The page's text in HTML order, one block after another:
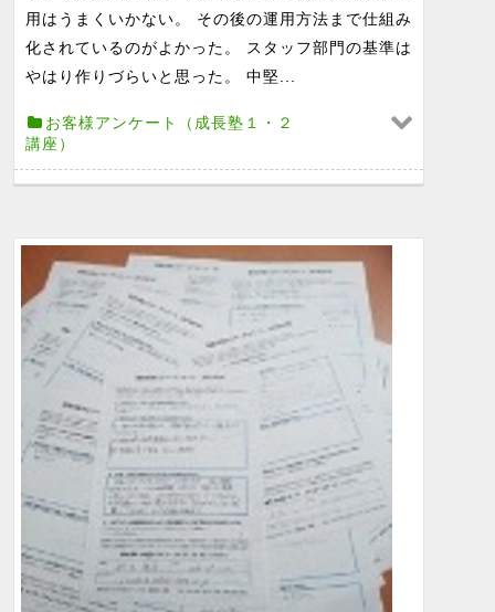
用はうまくいかない。 その後の運用方法まで仕組み
化されているのがよかった。 スタッフ部門の基準は
やはり作りづらいと思った。 中堅...
お客様アンケート（成長塾１・２
講座）